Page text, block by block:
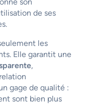
de ses
les
Elle garantit une
,
gage de qualité :
sont bien plus